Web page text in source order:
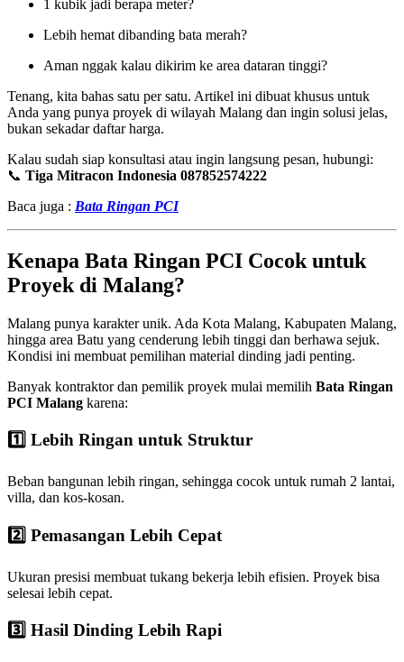
1 kubik jadi berapa meter?
Lebih hemat dibanding bata merah?
Aman nggak kalau dikirim ke area dataran tinggi?
Tenang, kita bahas satu per satu. Artikel ini dibuat khusus untuk
Anda yang punya proyek di wilayah Malang dan ingin solusi jelas,
bukan sekadar daftar harga.
Kalau sudah siap konsultasi atau ingin langsung pesan, hubungi:
📞 Tiga Mitracon Indonesia 087852574222
Baca juga : Bata Ringan PCI
Kenapa Bata Ringan PCI Cocok untuk
Proyek di Malang?
Malang punya karakter unik. Ada Kota Malang, Kabupaten Malang,
hingga area Batu yang cenderung lebih tinggi dan berhawa sejuk.
Kondisi ini membuat pemilihan material dinding jadi penting.
Banyak kontraktor dan pemilik proyek mulai memilih Bata Ringan
PCI Malang karena:
1️⃣ Lebih Ringan untuk Struktur
Beban bangunan lebih ringan, sehingga cocok untuk rumah 2 lantai,
villa, dan kos-kosan.
2️⃣ Pemasangan Lebih Cepat
Ukuran presisi membuat tukang bekerja lebih efisien. Proyek bisa
selesai lebih cepat.
3️⃣ Hasil Dinding Lebih Rapi